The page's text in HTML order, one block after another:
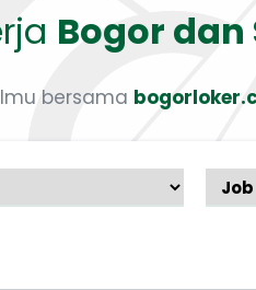
Bogor
bersama